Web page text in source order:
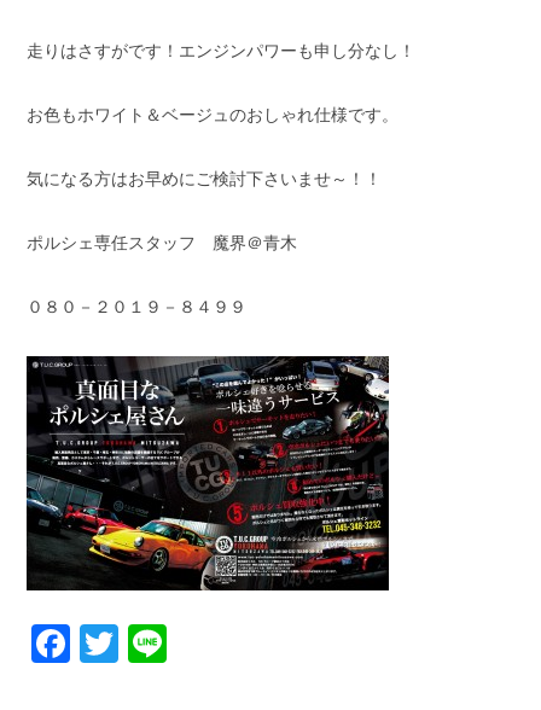
走りはさすがです！エンジンパワーも申し分なし！
お色もホワイト＆ベージュのおしゃれ仕様です。
気になる方はお早めにご検討下さいませ～！！
ポルシェ専任スタッフ 魔界＠青木
０８０－２０１９－８４９９
Facebook
Twitter